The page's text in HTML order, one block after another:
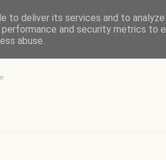
to deliver its services and to
and security metrics to
abuse.